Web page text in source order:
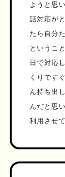
ようと思
話対応が
たら自分
というこ
日で対応
くりです
ん持ち出
んだと思
利用させ